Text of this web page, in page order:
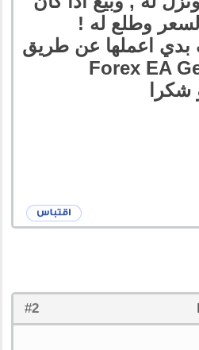
وطلع له !
بدي اعملها عن طريق
Forex EA
شكرا
#
2